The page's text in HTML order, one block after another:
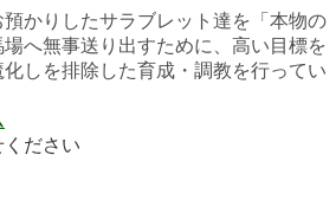
かりしたサラブレット達を「本物の
へ無事送り出すために、高い目標を
しを排除した育成・調教を行ってい
ださい